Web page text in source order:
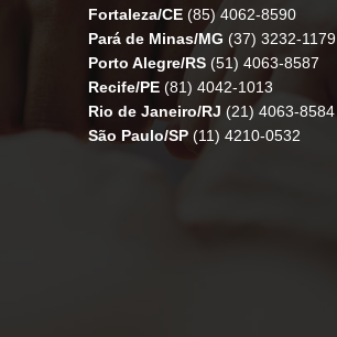
Fortaleza/CE (85) 4062-8590
Pará de Minas/MG (37) 3232-1179
Porto Alegre/RS (51) 4063-8587
Recife/PE (81) 4042-1013
Rio de Janeiro/RJ (21) 4063-8584
São Paulo/SP (11) 4210-0532